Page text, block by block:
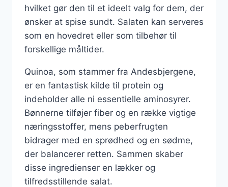
hvilket gør den til et ideelt valg for dem, der
ønsker at spise sundt. Salaten kan serveres
som en hovedret eller som tilbehør til
forskellige måltider.
Quinoa, som stammer fra Andesbjergene,
er en fantastisk kilde til protein og
indeholder alle ni essentielle aminosyrer.
Bønnerne tilføjer fiber og en række vigtige
næringsstoffer, mens peberfrugten
bidrager med en sprødhed og en sødme,
der balancerer retten. Sammen skaber
disse ingredienser en lækker og
tilfredsstillende salat.